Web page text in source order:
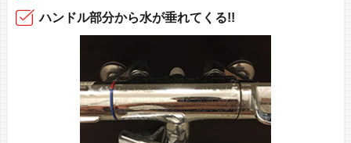
ハンドル部分から水が垂れてくる!!